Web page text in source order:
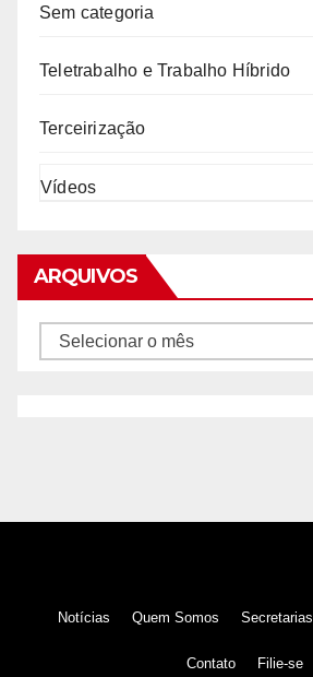
Sem categoria
Teletrabalho e Trabalho Híbrido
Terceirização
Vídeos
ARQUIVOS
Arquivos
Notícias Quem Somos Secretarias
Contato Filie-se